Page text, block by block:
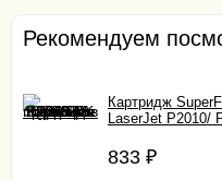
Рекомендуем
Картридж
LaserJet P2010/
833 ₽